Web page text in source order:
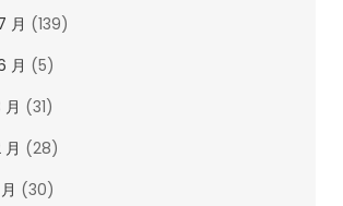
月 (139)
月 (5)
(31)
(28)
(30)